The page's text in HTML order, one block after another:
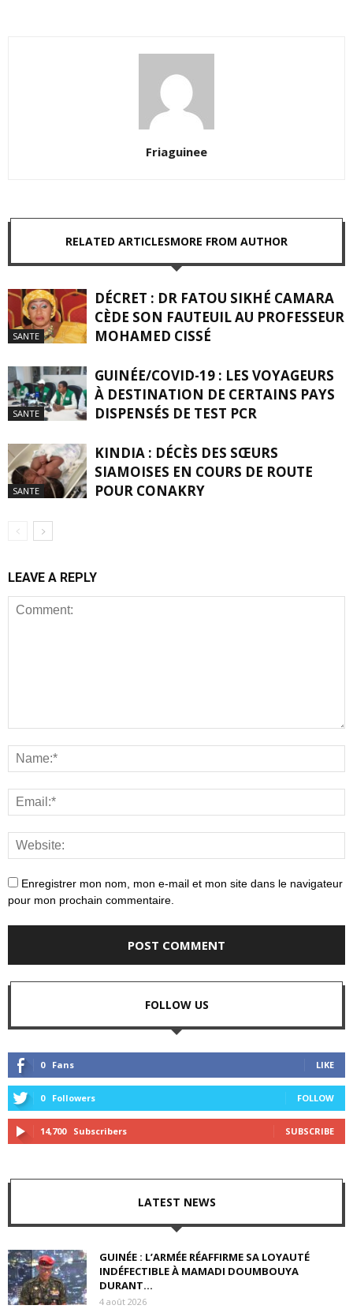
Friaguinee
RELATED ARTICLESMORE FROM AUTHOR
SANTE
DÉCRET : DR FATOU SIKHÉ CAMARA
CÈDE SON FAUTEUIL AU PROFESSEUR
MOHAMED CISSÉ
SANTE
GUINÉE/COVID-19 : LES VOYAGEURS
À DESTINATION DE CERTAINS PAYS
DISPENSÉS DE TEST PCR
SANTE
KINDIA : DÉCÈS DES SŒURS
SIAMOISES EN COURS DE ROUTE
POUR CONAKRY
LEAVE A REPLY
Enregistrer mon nom, mon e-mail et mon site dans le navigateur
pour mon prochain commentaire.
FOLLOW US
0 Fans LIKE
0 Followers FOLLOW
14,700 Subscribers SUBSCRIBE
LATEST NEWS
GUINÉE : L’ARMÉE RÉAFFIRME SA LOYAUTÉ
INDÉFECTIBLE À MAMADI DOUMBOUYA
DURANT...
4 août 2026